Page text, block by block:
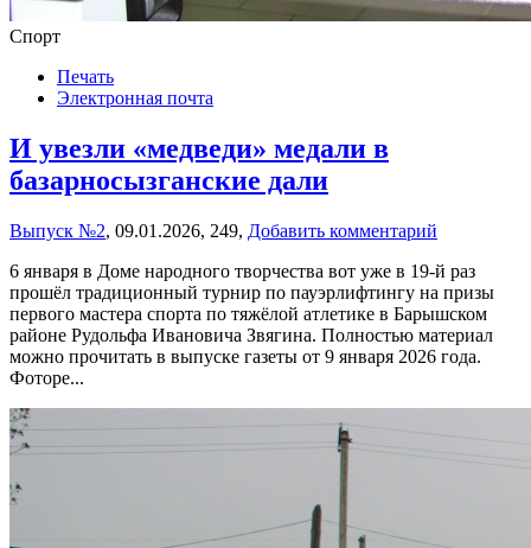
Спорт
Печать
Электронная почта
И увезли «медведи» медали в
базарносызганские дали
Выпуск №2, 09.01.2026, 249, Добавить комментарий
6 января в Доме народного творчества вот уже в 19-й раз
прошёл традиционный турнир по пауэрлифтингу на призы
первого мастера спорта по тяжёлой атлетике в Барышском
районе Рудольфа Ивановича Звягина. Полностью материал
можно прочитать в выпуске газеты от 9 января 2026 года.
Фоторе...